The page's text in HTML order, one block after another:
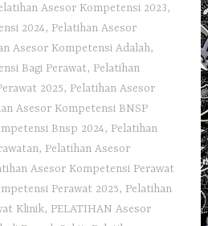
Asesor Kompetensi 2023,
2024, Pelatihan Asesor
Asesor Kompetensi Adalah,
Bagi Perawat, Pelatihan
2025, Pelatihan Asesor
Asesor Kompetensi BNSP
Bnsp 2024, Pelatihan
, Pelatihan Asesor
Asesor Kompetensi Perawat
Perawat 2025, Pelatihan
Klinik, PELATIHAN Asesor